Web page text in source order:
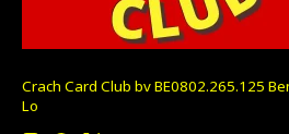
Crach Card Club bv BE0802.265.125
Lo